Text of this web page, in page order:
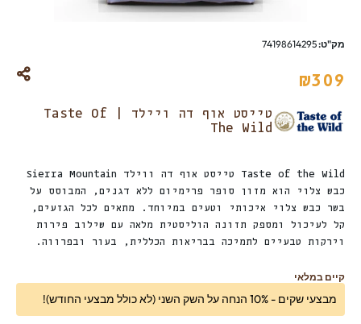
מק"ט:74198614295
₪309
טייסט אוף דה ויילד | Taste Of
The Wild
Taste of the Wild טייסט אוף דה ווילד Sierra Mountain
כבש צלוי הוא מזון סופר פרימיום ללא דגנים, המבוסס על
בשר כבש צלוי איכותי וטעים במיוחד. מתאים לכל הגזעים,
קל לעיכול ומספק תזונה הוליסטית מלאה עם שילוב פירות
וירקות טבעיים לתמיכה בבריאות הכללית, בעור ובפרווה.
קיים במלאי
מבצעי שקים - 10% הנחה על השק השני (לא כולל מבצעי החודש)!